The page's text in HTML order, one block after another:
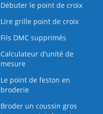
Débuter le point de croix
Lire grille point de croix
Fils DMC supprimés
Calculateur d'unité de
mesure
Le point de feston en
broderie
Broder un coussin gros